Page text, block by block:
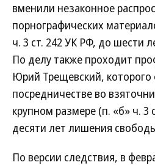
вменили незаконное
порнографических
ч. 3 ст. 242 УК РФ, до шести
По делу также проходит
Юрий Трещевский,
посредничестве во
крупном размере (п. «б» ч. 3
десяти лет лишения
По версии следствия, в